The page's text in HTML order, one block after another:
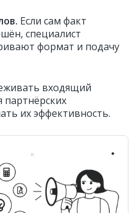
Если сам факт
специалист
формат и подачу
входящий
их эффективность.